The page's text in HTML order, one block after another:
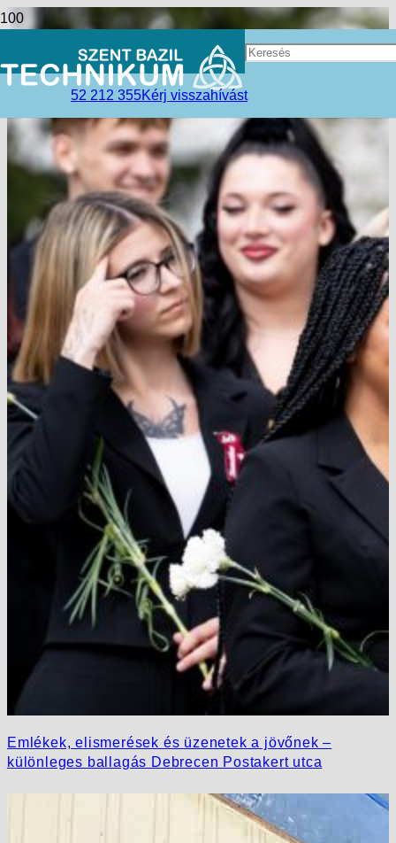
52 212 355Kérj visszahívást
Emlékek, elismerések és üzenetek a jövőnek –
különleges ballagás Debrecen Postakert utca